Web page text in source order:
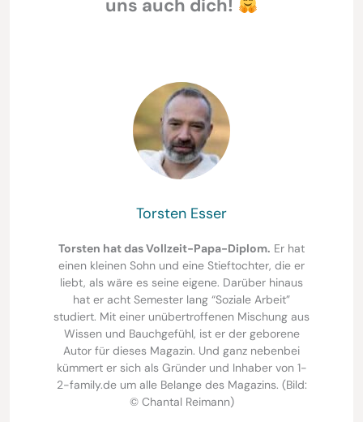
uns auch dich!
Torsten Esser
Torsten hat das Vollzeit-Papa-Diplom. Er hat
einen kleinen Sohn und eine Stieftochter, die er
liebt, als wäre es seine eigene. Darüber hinaus
hat er acht Semester lang “Soziale Arbeit”
studiert. Mit einer unübertroffenen Mischung aus
Wissen und Bauchgefühl, ist er der geborene
Autor für dieses Magazin. Und ganz nebenbei
kümmert er sich als Gründer und Inhaber von 1-
2-family.de um alle Belange des Magazins. (Bild:
© Chantal Reimann)